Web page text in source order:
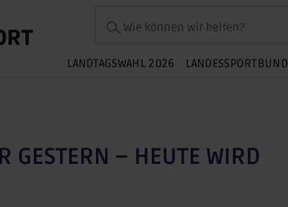
Wie können wir helfen?
LANDTAGSWAHL 2026 LANDESSPORTBUND
GESTERN – HEUTE WIRD